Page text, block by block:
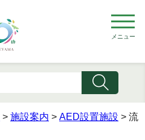
メニュー
> 施設案内 > AED設置施設 > 流